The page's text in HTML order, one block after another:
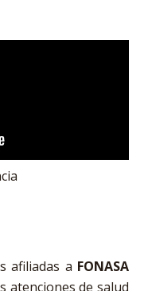
afiliadas a FONASA
atenciones de salud